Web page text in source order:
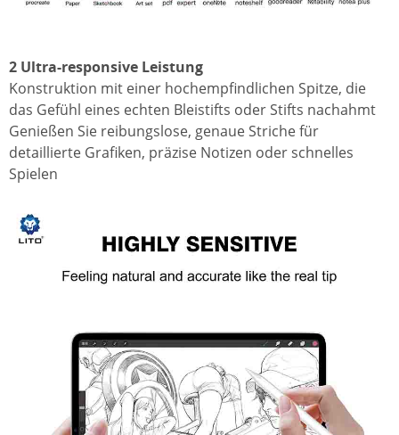
2 Ultra-responsive Leistung
Konstruktion mit einer hochempfindlichen Spitze, die
das Gefühl eines echten Bleistifts oder Stifts nachahmt
Genießen Sie reibungslose, genaue Striche für
detaillierte Grafiken, präzise Notizen oder schnelles
Spielen